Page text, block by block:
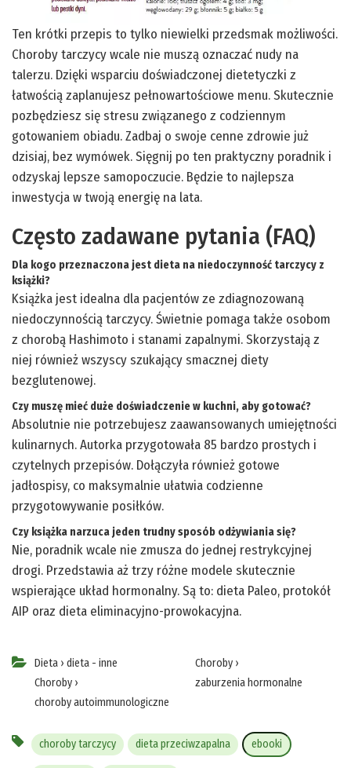
Ten krótki przepis to tylko niewielki przedsmak możliwości.
Choroby tarczycy wcale nie muszą oznaczać nudy na
talerzu. Dzięki wsparciu doświadczonej dietetyczki z
łatwością zaplanujesz pełnowartościowe menu. Skutecznie
pozbędziesz się stresu związanego z codziennym
gotowaniem obiadu. Zadbaj o swoje cenne zdrowie już
dzisiaj, bez wymówek. Sięgnij po ten praktyczny poradnik i
odzyskaj lepsze samopoczucie. Będzie to najlepsza
inwestycja w twoją energię na lata.
Często zadawane pytania (FAQ)
Dla kogo przeznaczona jest dieta na niedoczynność tarczycy z
książki?
Książka jest idealna dla pacjentów ze zdiagnozowaną
niedoczynnością tarczycy. Świetnie pomaga także osobom
z chorobą Hashimoto i stanami zapalnymi. Skorzystają z
niej również wszyscy szukający smacznej diety
bezglutenowej.
Czy muszę mieć duże doświadczenie w kuchni, aby gotować?
Absolutnie nie potrzebujesz zaawansowanych umiejętności
kulinarnych. Autorka przygotowała 85 bardzo prostych i
czytelnych przepisów. Dołączyła również gotowe
jadłospisy, co maksymalnie ułatwia codzienne
przygotowywanie posiłków.
Czy książka narzuca jeden trudny sposób odżywiania się?
Nie, poradnik wcale nie zmusza do jednej restrykcyjnej
drogi. Przedstawia aż trzy różne modele skutecznie
wspierające układ hormonalny. Są to: dieta Paleo, protokół
AIP oraz dieta eliminacyjno-prowokacyjna.
Dieta › dieta - inne
Choroby ›
choroby autoimmunologiczne
Choroby›
zaburzenia hormonalne
choroby tarczycy dieta przeciwzapalna ebooki